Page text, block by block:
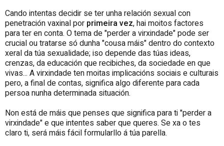
Cando intentas decidir se ter unha relación sexual con
penetración vaxinal por primeiravez, hai moitos factores
para ter en conta. O tema de "perder a virxindade" pode ser
crucial ou tratarse só dunha "cousa máis" dentro do contexto
xeral da túa sexualidade; iso depende das túas ideas,
crenzas, da educación que recibiches, da sociedade en que
vivas... A virxindade ten moitas implicacións sociais e culturais
pero, a final de contas, significa algo diferente para cada
persoa nunha determinada situación.
Non está de máis que penses que significa para ti "perder a
virxindade" e que intentes saber que queres. Se xa o tes
claro ti, será máis fácil formularllo á túa parella.